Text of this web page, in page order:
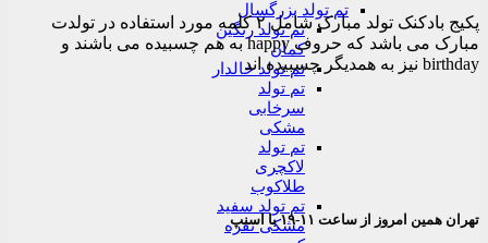
تم تولد بزرگسال
تم تولد رنگین
کمان
تم تولد خالدار
تم تولد
سرخابی
مشکی
تم تولد
لاکچری
طلاکوب
تم تولد سفید
مشکی نقره
پکیج بادکنک تولد مبارک شامل ۲ کلمه مورد استفاده در تولدت
مبارک می باشد که حروف happy به هم چسبیده می باشند و
birthday نیز به همدیگر چسبیده اند
تهران همین امروز از ساعت ۱۱-۱۹ با اسنپ